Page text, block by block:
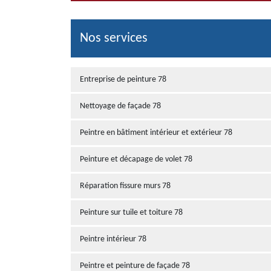
Nos services
Entreprise de peinture 78
Nettoyage de façade 78
Peintre en bâtiment intérieur et extérieur 78
Peinture et décapage de volet 78
Réparation fissure murs 78
Peinture sur tuile et toiture 78
Peintre intérieur 78
Peintre et peinture de façade 78